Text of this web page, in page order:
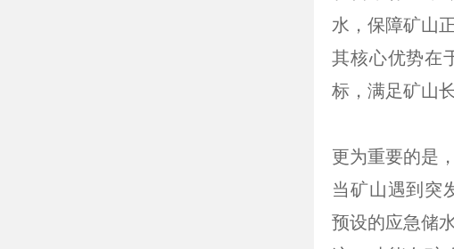
水，保障矿山
其核心优势在
标，满足矿山
更为重要的是
当矿山遇到突
预设的应急储